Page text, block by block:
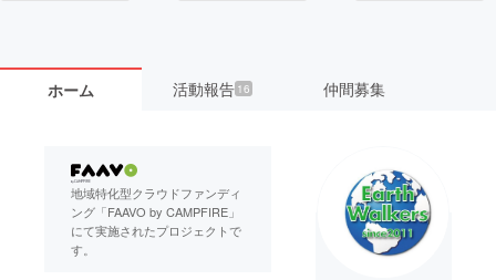
ホーム 活動報告 16 仲間募集
地域特化型クラウドファンディ
ング「FAAVO by CAMPFIRE」
にて実施されたプロジェクトで
す。